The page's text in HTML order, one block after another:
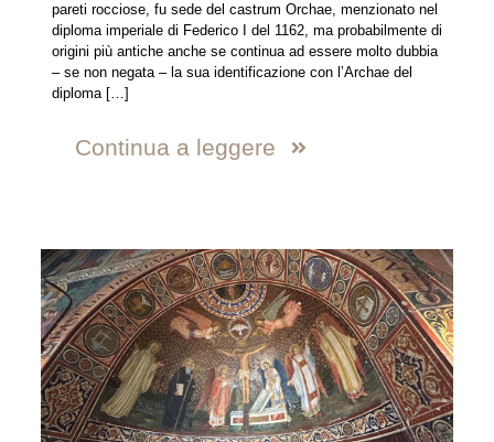
pareti rocciose, fu sede del castrum Orchae, menzionato nel
diploma imperiale di Federico I del 1162, ma probabilmente di
origini più antiche anche se continua ad essere molto dubbia
– se non negata – la sua identificazione con l’Archae del
diploma[…]
Continua a leggere